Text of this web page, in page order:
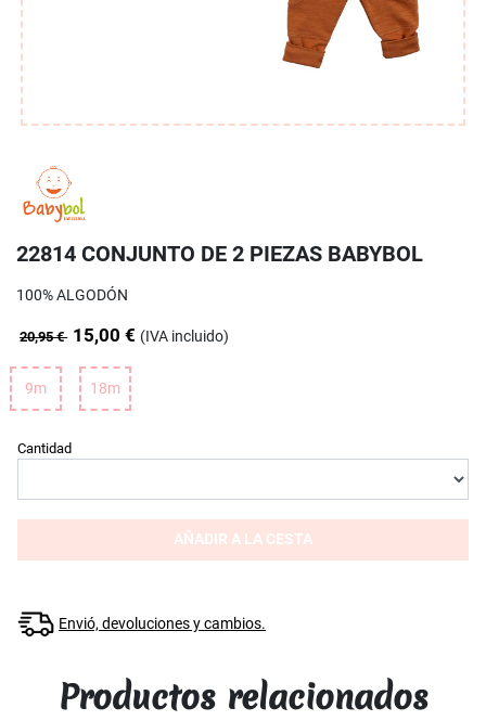
22814 CONJUNTO DE 2 PIEZAS BABYBOL
100% ALGODÓN
20,95 € 15,00 € (IVA incluido)
9m 18m
Cantidad
AÑADIR A LA CESTA
Envió, devoluciones y cambios.
Productos relacionados